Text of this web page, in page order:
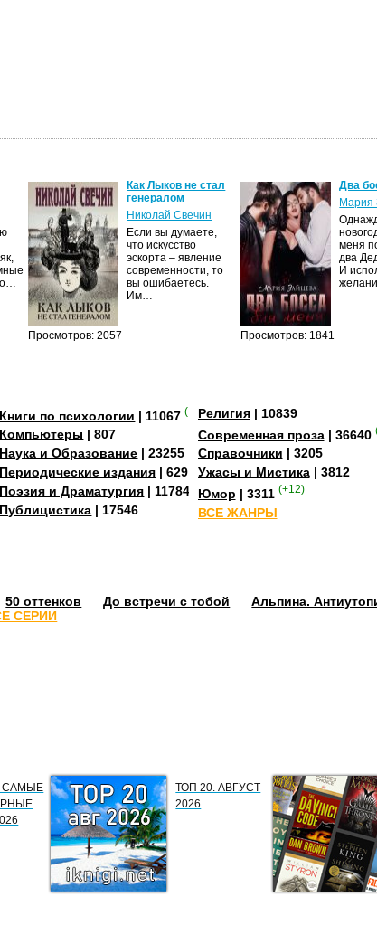
Просмотров: 2057
Как Лыков не стал
генералом
Николай Свечин
Если вы думаете,
что искусство
эскорта – явление
современности, то
вы ошибаетесь.
Им…
Просмотров: 1841
Два
Мария
меня
два
И
Книги по психологии | 11067 (+3)
Компьютеры | 807
Наука и Образование | 23255
Периодические издания | 629
Поэзия и Драматургия | 11784
Публицистика | 17546
Религия| 10839
Современная проза| 36640
Справочники | 3205
Ужасы и Мистика| 3812
Юмор | 3311 (+12)
ВСЕ ЖАНРЫ
50 оттенков До встречи с тобой
Альпина.
СЕРИИ
САМЫЕ
ТОП 20. АВГУСТ
2026